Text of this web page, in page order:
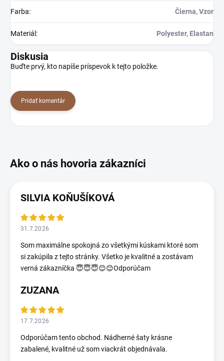
Farba: Čierna, Vzor
Materiál: Polyester, Elastan
Diskusia
Buďte prvý, kto napíše príspevok k tejto položke.
Pridať komentár
SILVIA KOŇUŠÍKOVÁ
31.7.2026
Som maximálne spokojná zo všetkými kúskami ktoré som
si zakúpila z tejto stránky. Všetko je kvalitné a zostávam
verná zákazníčka 😇😇😇😊😊Odporúčam
ZUZANA
17.7.2026
Odporúčam tento obchod. Nádherné šaty krásne
zabalené, kvalitné už som viackrát objednávala.